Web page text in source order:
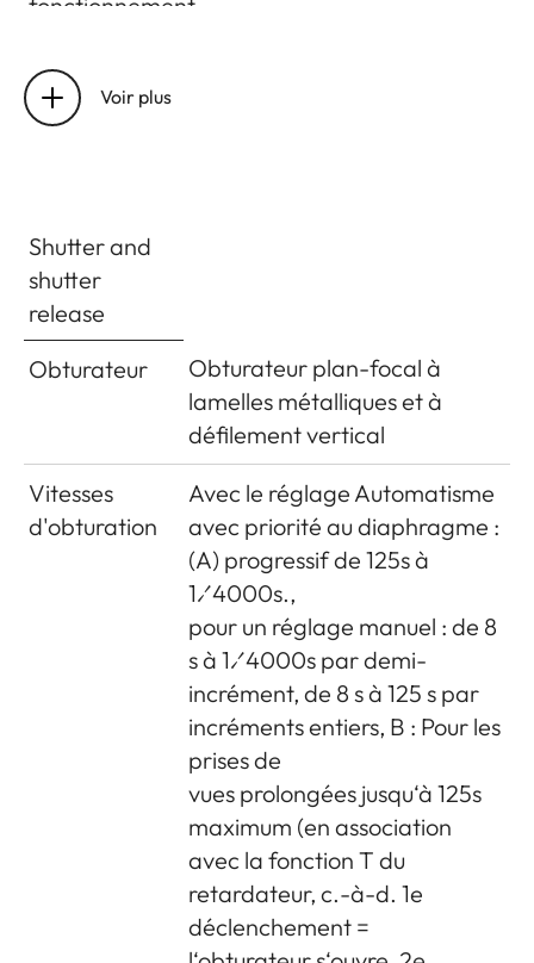
Interfaces
(Largeur x
profondeur x
hauteur)
Poids
approx. 660g (avec
batterie)
Contenu de
livraison
Chargeur 100-240V avec 2
câbles secteur (Euro, USA,
varie sur certains marchés
à l'export) et 1 câble de
chargement de voiture,
batterie lithium-ion,
courroie, étui à baïonnette,
étui pour sabot d'accessoire
Voir plus
Shutter and
shutter
release
Obturateur
Obturateur plan-focal à
lamelles métalliques et à
défilement vertical
Vitesses
d'obturation
Avec le réglage Automatisme
avec priorité au diaphragme :
(A) progressif de 125s à
1⁄4000s.,
pour un réglage manuel : de 8
s à 1⁄4000s par demi-
incrément, de 8 s à 125 s par
incréments entiers, B : Pour les
prises de
vues prolongées jusqu‘à 125s
maximum (en association
avec la fonction T du
retardateur, c.-à-d. 1e
déclenchement =